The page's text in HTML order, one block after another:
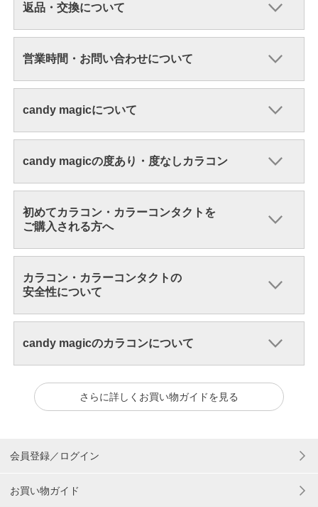
返品・交換について
営業時間・お問い合わせについて
candy magicについて
candy magicの度あり・度なしカラコン
初めてカラコン・カラーコンタクトを
ご購入される方へ
カラコン・カラーコンタクトの
安全性について
candy magicのカラコンについて
さらに詳しくお買い物ガイドを見る
会員登録／ログイン
お買い物ガイド